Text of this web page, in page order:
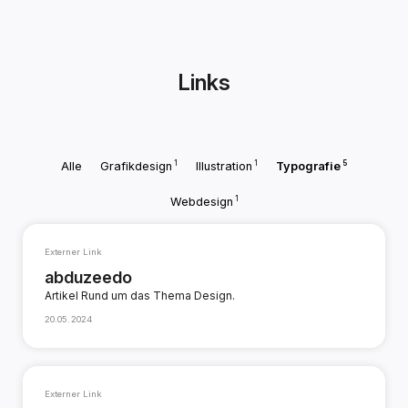
Links
Alle Grafikdesign 1 Illustration 1 Typografie 5
Webdesign 1
Externer Link
abduzeedo
Artikel Rund um das Thema Design.
20.05.2024
Externer Link